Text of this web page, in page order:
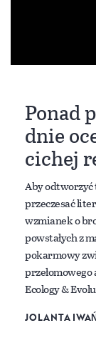
Ponad
dnie
cichej
Aby odtworzyć
przeczesać
wzmianek o
powstałych z
pokarmowy
Ecology &
JOLANTA